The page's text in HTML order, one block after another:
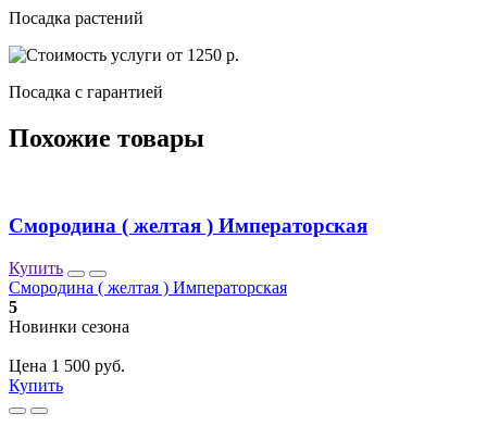
Посадка растений
Посадка c гарантией
Похожие товары
Смородина ( желтая ) Императорская
Купить
Смородина ( желтая ) Императорская
5
Новинки сезона
Цена 1 500 руб.
Купить